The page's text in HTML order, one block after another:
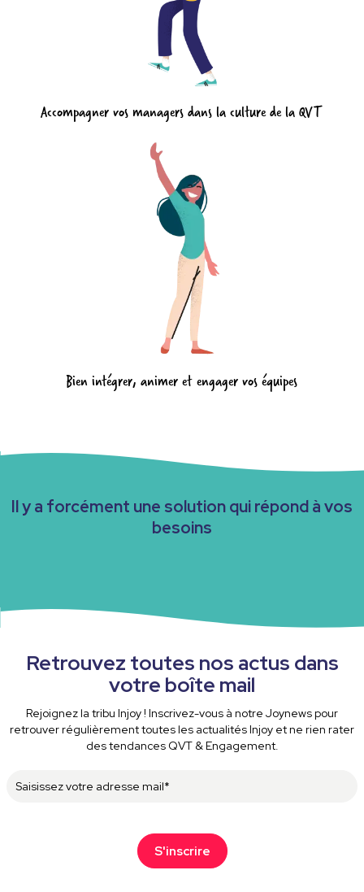
Accompagner vos managers dans la culture de la QVT
Bien intégrer, animer et engager vos équipes
Il y a forcément une solution qui répond à vos
besoins
Retrouvez toutes nos actus dans
votre boîte mail
Rejoignez la tribu Injoy ! Inscrivez-vous à notre Joynews pour
retrouver régulièrement toutes les actualités Injoy et ne rien rater
des tendances QVT & Engagement.